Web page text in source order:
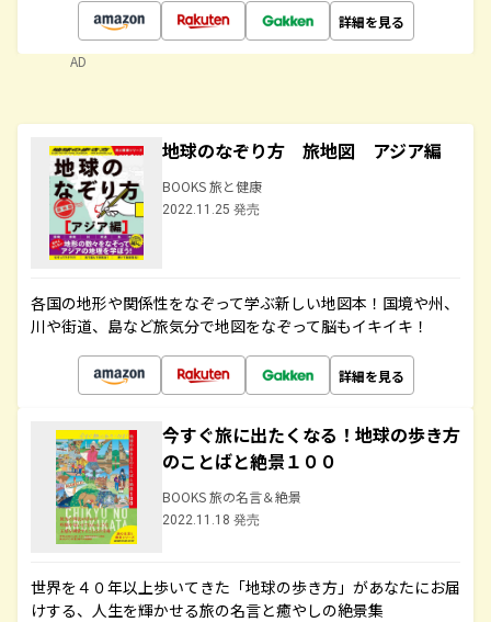
詳細を見る
AD
地球のなぞり方 旅地図 アジア編
BOOKS 旅と健康
2022.11.25 発売
各国の地形や関係性をなぞって学ぶ新しい地図本！国境や州、
川や街道、島など旅気分で地図をなぞって脳もイキイキ！
詳細を見る
今すぐ旅に出たくなる！地球の歩き方
のことばと絶景１００
BOOKS 旅の名言＆絶景
2022.11.18 発売
世界を４０年以上歩いてきた「地球の歩き方」があなたにお届
けする、人生を輝かせる旅の名言と癒やしの絶景集